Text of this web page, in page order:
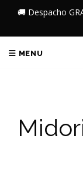
🚚 Despacho
MENU